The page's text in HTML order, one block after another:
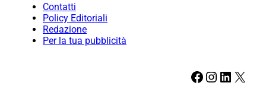
Contatti
Policy Editoriali
Redazione
Per la tua pubblicità
Facebook Instagram LinkedIn X